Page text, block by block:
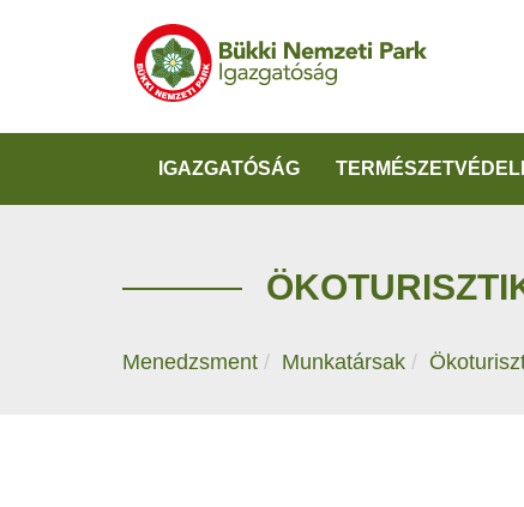
IGAZGATÓSÁG
Menedzsment Munkatársak